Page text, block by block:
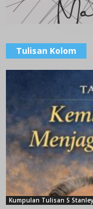
Tulisan Kolom
Kumpulan Tulisan S